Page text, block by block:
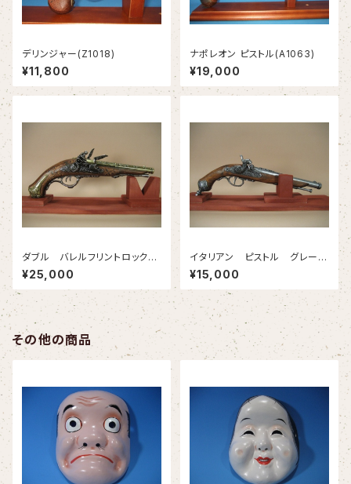
デリンジャー(Z1018)
¥11,800
ナポレオン ピストル(A1063)
¥19,000
ダブル バレルフリントロック
ナポレオン(A1026)
¥25,000
イタリアン ピストル グレー(A
1013G)
¥15,000
その他の商品